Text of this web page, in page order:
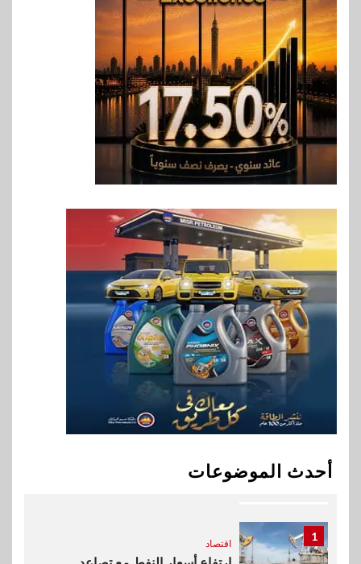
أحدث الموضوعات
بنك QNB مصر يعزز جاهزية
المشروعات الصغيرة والمتوسطة
للنمو والتوسع
7 اخبار
فيكسد مصر و”حلول” تتشاركان
في تطوير أول منصة للسياحة
الصحية في مصر والشرق الأوسط
وأفريقيا Tour4Cure
8
سوق وصلة
هواوي: هاتف nova 15
Max بطارية ضخمة وتصميم متين
جهازًا مثاليًا للشباب
9 اقتصاد
إي اف چي فاينانس تستعرض
خطط نمو «بلد» لتعزيز حضورها
في سوق تحويلات المصريين
بالخارج
بيان توضيحي صادر عن شركة
ناتجاس
1
اقتصاد